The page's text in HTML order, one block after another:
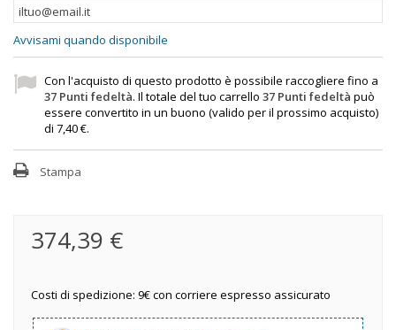
Avvisami quando disponibile
Con l'acquisto di questo prodotto è possibile raccogliere fino a
37 Punti fedeltà. Il totale del tuo carrello 37 Punti fedeltà può
essere convertito in un buono (valido per il prossimo acquisto)
di 7,40 €.
Stampa
374,39 €
Costi di spedizione: 9€ con corriere espresso assicurato